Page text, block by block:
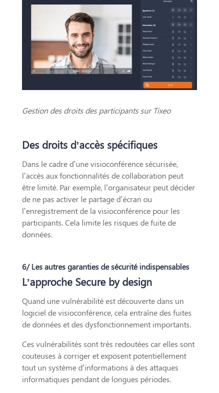
Gestion des droits des participants sur Tixeo
Des droits d’accès spécifiques
Dans le cadre d’une visioconférence sécurisée,
l’accès aux fonctionnalités de collaboration peut
être limité. Par exemple, l’organisateur peut décider
de ne pas activer le partage d’écran ou
l’enregistrement de la visioconférence pour les
participants. Cela limite les risques de fuite de
données.
6/ Les autres garanties de sécurité indispensables
L’approche Secure by design
Quand une vulnérabilité est découverte dans un
logiciel de visioconférence, cela entraîne des fuites
de données et des dysfonctionnement importants.
Ces vulnérabilités sont très redoutées car elles sont
couteuses à corriger et exposent potentiellement
tout un système d’informations à des attaques
informatiques pendant de longues périodes.